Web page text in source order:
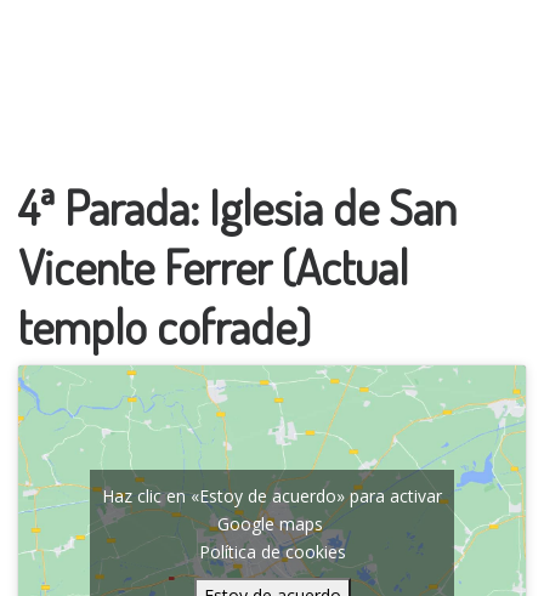
4ª Parada: Iglesia de San
Vicente Ferrer (Actual
templo cofrade)
Haz clic en «Estoy de acuerdo» para activar
Google maps
Política de cookies